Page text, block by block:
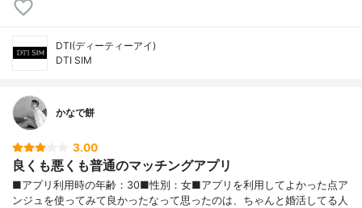
DTI(ディーティーアイ)
DTI SIM
かなで餅
3.00
良くも悪くも普通のマッチングアプリ
■アプリ利用時の年齢：30■性別：女■アプリを利用してよかった点ア
ンジュを使ってみて良かったなって思ったのは、ちゃんと婚活してる人